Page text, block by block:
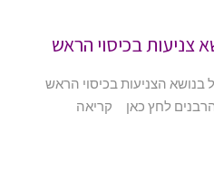
צניעות בכיסוי הראש
בנושא הצניעות בכיסוי הראש
לחץ כאן קריאה